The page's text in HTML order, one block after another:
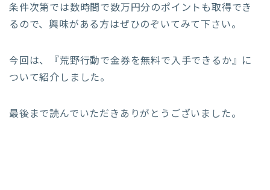
条件次第では数時間で数万円分のポイントも取得でき
るので、興味がある方はぜひのぞいてみて下さい。
今回は、『荒野行動で金券を無料で入手できるか』に
ついて紹介しました。
最後まで読んでいただきありがとうございました。